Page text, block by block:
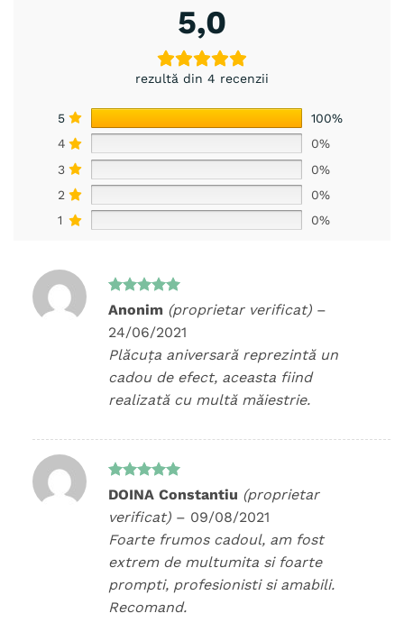
5,0
rezultă din 4 recenzii
5
100%
4
0%
3
0%
2
0%
1
0%
Evaluat la
Anonim (proprietar verificat) –
24/06/2021
Plăcuța aniversară reprezintă un
cadou de efect, aceasta fiind
realizată cu multă măiestrie.
Evaluat la
DOINA Constantiu (proprietar
verificat) – 09/08/2021
Foarte frumos cadoul, am fost
extrem de multumita si foarte
prompti, profesionisti si amabili.
Recomand.